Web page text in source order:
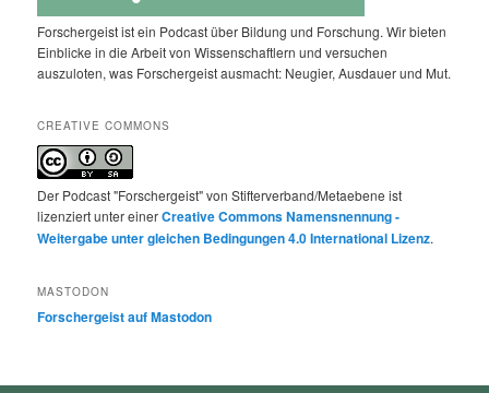
Forschergeist ist ein Podcast über Bildung und Forschung. Wir bieten
Einblicke in die Arbeit von Wissenschaftlern und versuchen
auszuloten, was Forschergeist ausmacht: Neugier, Ausdauer und Mut.
CREATIVE COMMONS
Der Podcast "Forschergeist" von Stifterverband/Metaebene ist
lizenziert unter einerCreative Commons Namensnennung -
Weitergabe unter gleichen Bedingungen 4.0 International Lizenz.
MASTODON
Forschergeist auf Mastodon